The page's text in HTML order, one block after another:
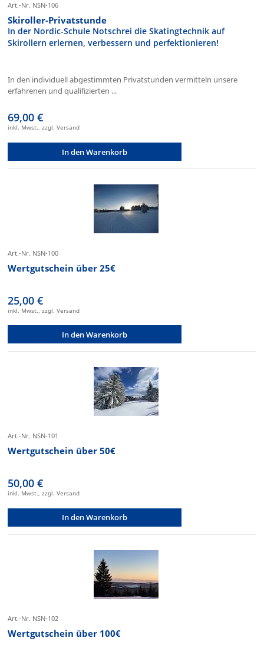
Art.-Nr. NSN-106
Skiroller-Privatstunde
In der Nordic-Schule Notschrei die Skatingtechnik auf
Skirollern erlernen, verbessern und perfektionieren!
In den individuell abgestimmten Privatstunden vermitteln unsere
erfahrenen und qualifizierten ...
69,00 €
inkl. Mwst., zzgl. Versand
In den Warenkorb
Art.-Nr. NSN-100
Wertgutschein über 25€
25,00 €
inkl. Mwst., zzgl. Versand
In den Warenkorb
Art.-Nr. NSN-101
Wertgutschein über 50€
50,00 €
inkl. Mwst., zzgl. Versand
In den Warenkorb
Art.-Nr. NSN-102
Wertgutschein über 100€